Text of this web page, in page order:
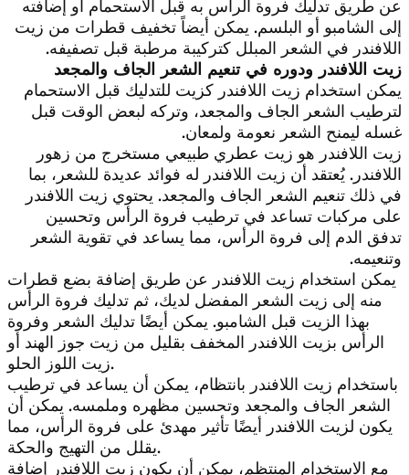
عن طريق تدليك فروة الرأس به قبل الاستحمام أو إضافته
إلى الشامبو أو البلسم. يمكن أيضاً تخفيف قطرات من زيت
اللافندر في الشعر المبلل كتركيبة مرطبة قبل تصفيفه.
زيت اللافندر ودوره في تنعيم الشعر الجاف والمجعد
يمكن استخدام زيت اللافندر كزيت للتدليك قبل الاستحمام
لترطيب الشعر الجاف والمجعد، وتركه لبعض الوقت قبل
غسله ليمنح الشعر نعومة ولمعان.
زيت اللافندر هو زيت عطري طبيعي مستخرج من زهور
اللافندر. يُعتقد أن زيت اللافندر له فوائد عديدة للشعر، بما
في ذلك تنعيم الشعر الجاف والمجعد. يحتوي زيت اللافندر
على مركبات تساعد في ترطيب فروة الرأس وتحسين
تدفق الدم إلى فروة الرأس، مما يساعد في تقوية الشعر
وتنعيمه.
يمكن استخدام زيت اللافندر عن طريق إضافة بضع قطرات
منه إلى زيت الشعر المفضل لديك، ثم تدليك فروة الرأس
بهذا الزيت قبل الشامبو. يمكن أيضًا تدليك الشعر وفروة
الرأس بزيت اللافندر المخفف بقليل من زيت جوز الهند أو
زيت اللوز الحلو.
باستخدام زيت اللافندر بانتظام، يمكن أن يساعد في ترطيب
الشعر الجاف والمجعد وتحسين مظهره وملمسه. يمكن أن
يكون لزيت اللافندر أيضًا تأثير مهدئ على فروة الرأس، مما
يقلل من التهيج والحكة.
مع الاستخدام المنتظم، يمكن أن يكون زيت اللافندر إضافة